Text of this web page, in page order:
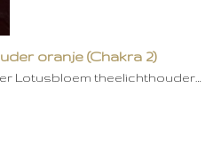
oranje (Chakra 2)
Lotusbloem theelichthouder…